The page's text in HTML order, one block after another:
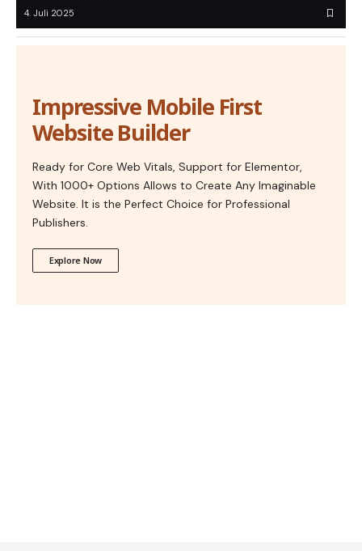
4. Juli 2025
Impressive Mobile First
Website Builder
Ready for Core Web Vitals, Support for Elementor,
With 1000+ Options Allows to Create Any Imaginable
Website. It is the Perfect Choice for Professional
Publishers.
Explore Now